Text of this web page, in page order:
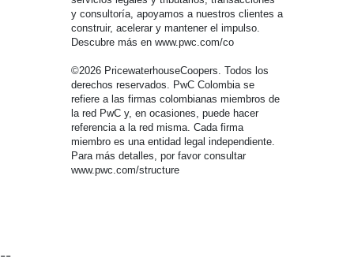
y consultoría, apoyamos a nuestros clientes a
construir, acelerar y mantener el impulso.
Descubre más en www.pwc.com/co
©2026 PricewaterhouseCoopers. Todos los
derechos reservados. PwC Colombia se
refiere a las firmas colombianas miembros de
la red PwC y, en ocasiones, puede hacer
referencia a la red misma. Cada firma
miembro es una entidad legal independiente.
Para más detalles, por favor consultar
www.pwc.com/structure
--